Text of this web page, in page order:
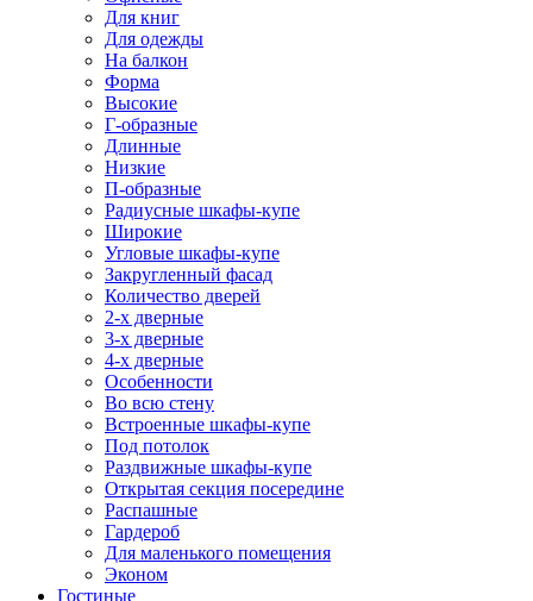
Для книг
Для одежды
На балкон
Форма
Высокие
Г-образные
Длинные
Низкие
П-образные
Радиусные шкафы-купе
Широкие
Угловые шкафы-купе
Закругленный фасад
Количество дверей
2-х дверные
3-х дверные
4-х дверные
Особенности
Во всю стену
Встроенные шкафы-купе
Под потолок
Раздвижные шкафы-купе
Открытая секция посередине
Распашные
Гардероб
Для маленького помещения
Эконом
Гостиные